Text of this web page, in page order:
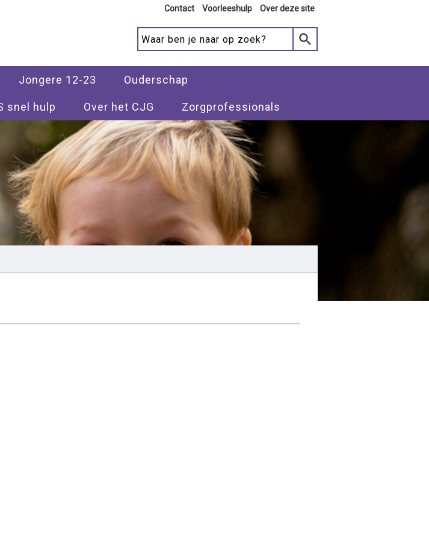
Contact Voorleeshulp Over deze site
Jongere 12-23 Ouderschap
snel hulp Over het CJG Zorgprofessionals